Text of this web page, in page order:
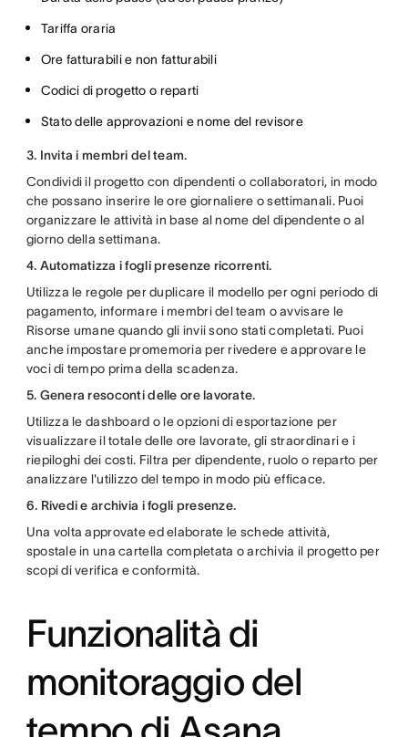
Tariffa oraria
Ore fatturabili e non fatturabili
Codici di progetto o reparti
Stato delle approvazioni e nome del revisore
3. Invita i membri del team.
Condividi il progetto con dipendenti o collaboratori, in modo
che possano inserire le ore giornaliere o settimanali. Puoi
organizzare le attività in base al nome del dipendente o al
giorno della settimana.
4. Automatizza i fogli presenze ricorrenti.
Utilizza le regole per duplicare il modello per ogni periodo di
pagamento, informare i membri del team o avvisare le
Risorse umane quando gli invii sono stati completati. Puoi
anche impostare promemoria per rivedere e approvare le
voci di tempo prima della scadenza.
5. Genera resoconti delle ore lavorate.
Utilizza le dashboard o le opzioni di esportazione per
visualizzare il totale delle ore lavorate, gli straordinari e i
riepiloghi dei costi. Filtra per dipendente, ruolo o reparto per
analizzare l'utilizzo del tempo in modo più efficace.
6. Rivedi e archivia i fogli presenze.
Una volta approvate ed elaborate le schede attività,
spostale in una cartella completata o archivia il progetto per
scopi di verifica e conformità.
Funzionalità di
monitoraggio del